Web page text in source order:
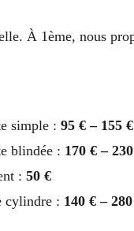
À 1ème, nous
simple : 95 € – 155 €
blindée : 170 € –
: 50 €
cylindre : 140 € –